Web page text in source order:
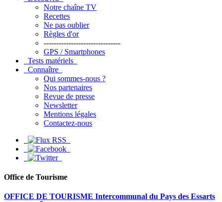
Notre chaîne TV
Recettes
Ne pas oublier
Règles d'or
-------------------------------
GPS / Smartphones
Tests matériels
Connaître
Qui sommes-nous ?
Nos partenaires
Revue de presse
Newsletter
Mentions légales
Contactez-nous
Office de Tourisme
OFFICE DE TOURISME Intercommunal du Pays des Essarts